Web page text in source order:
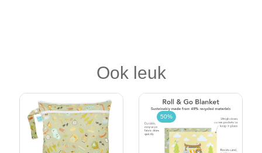
Ook leuk
50%